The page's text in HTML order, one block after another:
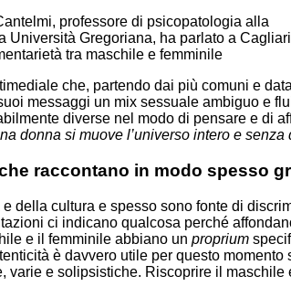
professore di psicopatologia alla
Università Gregoriana, ha parlato a
tra maschile e femminile
che, partendo dai più comuni e
messaggi un mix sessuale ambiguo e
diverse nel modo di pensare e di
donna si muove l’universo intero e
raccontano in modo spesso
della cultura e spesso sono fonte di
ci indicano qualcosa perché
e il femminile abbiano un proprium
è davvero utile per questo
e solipsistiche. Riscoprire il